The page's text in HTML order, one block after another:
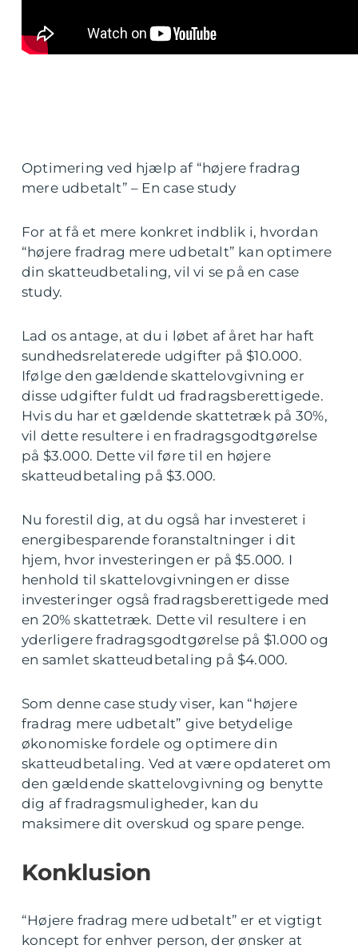
Optimering ved hjælp af “højere fradrag
mere udbetalt” – En case study
For at få et mere konkret indblik i, hvordan
“højere fradrag mere udbetalt” kan optimere
din skatteudbetaling, vil vi se på en case
study.
Lad os antage, at du i løbet af året har haft
sundhedsrelaterede udgifter på $10.000.
Ifølge den gældende skattelovgivning er
disse udgifter fuldt ud fradragsberettigede.
Hvis du har et gældende skattetræk på 30%,
vil dette resultere i en fradragsgodtgørelse
på $3.000. Dette vil føre til en højere
skatteudbetaling på $3.000.
Nu forestil dig, at du også har investeret i
energibesparende foranstaltninger i dit
hjem, hvor investeringen er på $5.000. I
henhold til skattelovgivningen er disse
investeringer også fradragsberettigede med
en 20% skattetræk. Dette vil resultere i en
yderligere fradragsgodtgørelse på $1.000 og
en samlet skatteudbetaling på $4.000.
Som denne case study viser, kan “højere
fradrag mere udbetalt” give betydelige
økonomiske fordele og optimere din
skatteudbetaling. Ved at være opdateret om
den gældende skattelovgivning og benytte
dig af fradragsmuligheder, kan du
maksimere dit overskud og spare penge.
Konklusion
“Højere fradrag mere udbetalt” er et vigtigt
koncept for enhver person, der ønsker at